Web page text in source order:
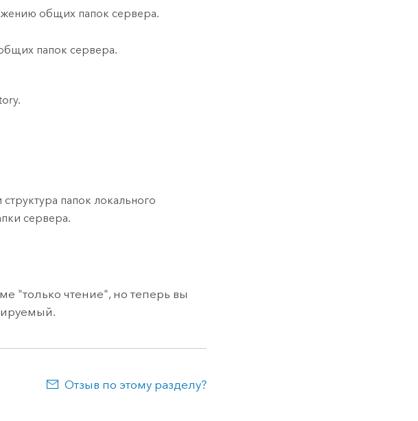
общих папок сервера.
папок сервера.
папок локального
сервера.
"только чтение", но теперь вы
Отзыв по этому разделу?